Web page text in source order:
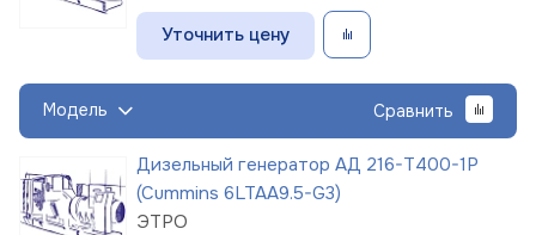
Уточнить цену
Модель Сравнить
Дизельный генератор АД 216-Т400-1Р
(Cummins 6LTAA9.5-G3)
ЭТРО